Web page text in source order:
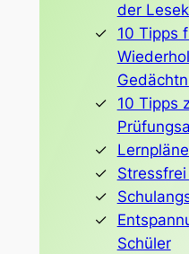
der
10 Tipps
10 Tipps
Schüler